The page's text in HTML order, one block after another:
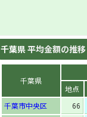
千葉県平均金額の推
千葉県
地点
千葉市中央区
66